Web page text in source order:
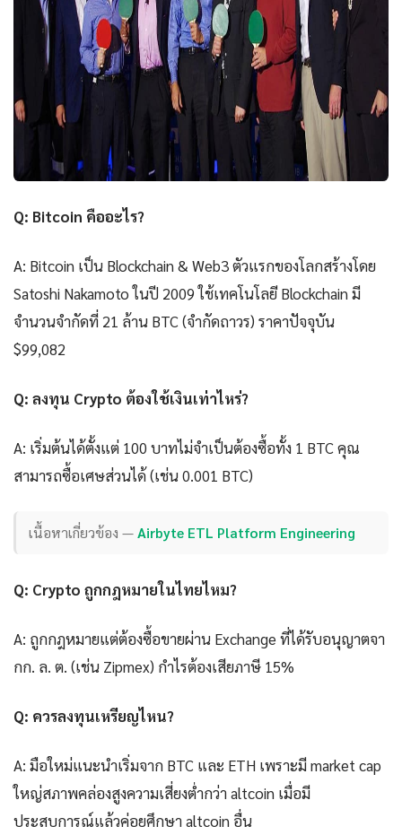
Q: Bitcoin คืออะไร?
A: Bitcoin เป็น Blockchain & Web3 ตัวแรกของโลกสร้างโดย
Satoshi Nakamoto ในปี 2009 ใช้เทคโนโลยี Blockchain มี
จำนวนจำกัดที่ 21 ล้าน BTC (จำกัดถาวร) ราคาปัจจุบัน
$99,082
Q: ลงทุน Crypto ต้องใช้เงินเท่าไหร่?
A: เริ่มต้นได้ตั้งแต่ 100 บาทไม่จำเป็นต้องซื้อทั้ง 1 BTC คุณ
สามารถซื้อเศษส่วนได้ (เช่น 0.001 BTC)
เนื้อหาเกี่ยวข้อง —Airbyte ETL Platform Engineering
Q: Crypto ถูกกฎหมายในไทยไหม?
A: ถูกกฎหมายแต่ต้องซื้อขายผ่าน Exchange ที่ได้รับอนุญาตจา
กก. ล. ต. (เช่น Zipmex) กำไรต้องเสียภาษี 15%
Q: ควรลงทุนเหรียญไหน?
A: มือใหม่แนะนำเริ่มจาก BTC และ ETH เพราะมี market cap
ใหญ่สภาพคล่องสูงความเสี่ยงต่ำกว่า altcoin เมื่อมี
ประสบการณ์แล้วค่อยศึกษา altcoin อื่น